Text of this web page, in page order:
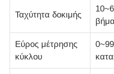
Ταχύτητα δοκιμής
Εύρος μέτρησης
κύκλου